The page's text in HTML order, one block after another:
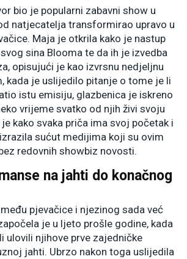
bio je popularni zabavni show u
natjecatelja transformirao upravo u
Maja je otkrila kako je nastup
sina Blooma te da ih je izvedba
opisujući je kao izvrsnu nedjeljnu
kada je uslijedilo pitanje o tome je li
istu emisiju, glazbenica je iskreno
vrijeme svatko od njih živi svoju
kako svaka priča ima svoj početak i
sućut medijima koji su ovim
redovnih showbiz novosti.
na jahti do konačnog
pjevačice i njezinog sada već
je u ljeto prošle godine, kada
ulovili njihove prve zajedničke
jahti. Ubrzo nakon toga uslijedila